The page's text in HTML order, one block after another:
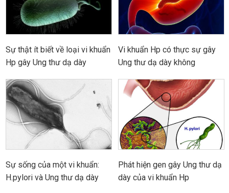
Sự thật ít biết về loại vi khuẩn
Hp gây Ung thư dạ dày
Vi khuẩn Hp có thực sự gây
Ung thư dạ dày không
Sự sống của một vi khuẩn:
H.pylori và Ung thư dạ dày
Phát hiện gen gây Ung thư dạ
dày của vi khuẩn Hp